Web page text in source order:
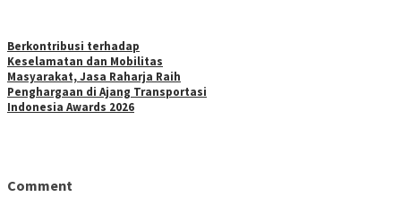
Berkontribusi terhadap
Keselamatan dan Mobilitas
Masyarakat, Jasa Raharja Raih
Penghargaan di Ajang Transportasi
Indonesia Awards 2026
Comment